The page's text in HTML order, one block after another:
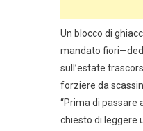
Un blocco di
mandato
sull’estate
forziere da
“Prima di passare
chiesto di leggere